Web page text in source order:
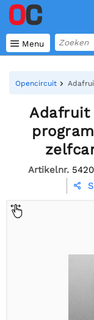
 Menu
Opencircuit
Adafruit
Artikelnr. 5420
